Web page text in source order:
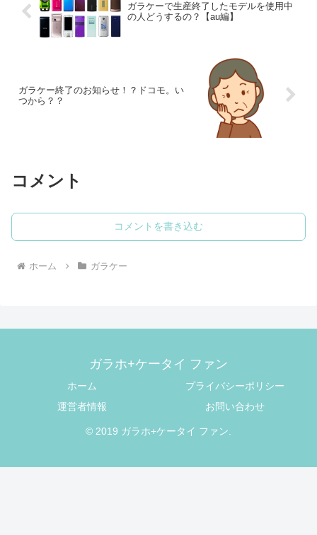
ガラケーで生産終了したモデルを使用中
の人どうするの？【au編】
ガラケー終了のお知らせ！？ドコモ。い
つから？？
コメント
コメントを書き込む
ホーム ガラケー
ガラホ+ケータイ ファン
ホーム
プライバシーポリシー
運営者情報
お問い合わせ
© 2019 ガラホ+ケータイ ファン.